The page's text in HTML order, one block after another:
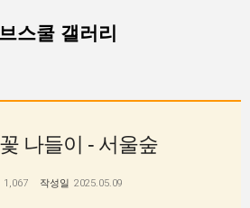
스쿨 갤러리
나들이 - 서울숲
1,067 작성일 2025.05.09